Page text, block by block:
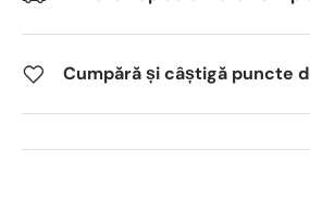
Cumpără și câștigă puncte